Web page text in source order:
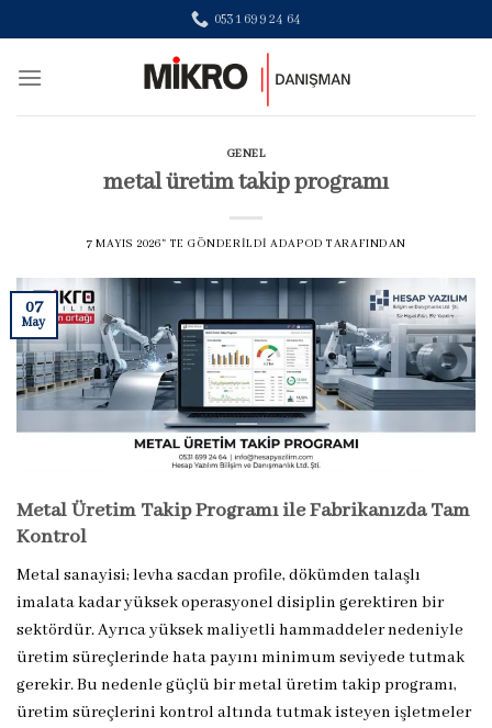
to
content
0531 699 24 64
GENEL
metal üretim takip programı
7 MAYIS 2026’' TE GÖNDERILDI ADAPOD TARAFINDAN
07
May
Metal Üretim Takip Programı ile Fabrikanızda Tam
Kontrol
Metal sanayisi; levha sacdan profile, dökümden talaşlı
imalata kadar yüksek operasyonel disiplin gerektiren bir
sektördür. Ayrıca yüksek maliyetli hammaddeler nedeniyle
üretim süreçlerinde hata payını minimum seviyede tutmak
gerekir. Bu nedenle güçlü bir metal üretim takip programı,
üretim süreçlerini kontrol altında tutmak isteyen işletmeler